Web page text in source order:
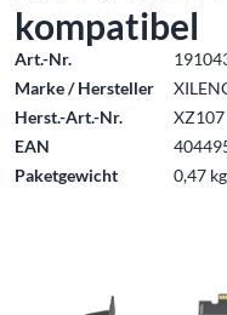
kompatibel
Art.-Nr.
Marke / Hersteller
Herst.-Art.-Nr.
XZ107
EAN
Paketgewicht
0,47 kg